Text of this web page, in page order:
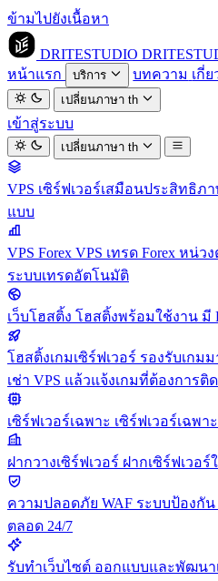
ข้ามไปยังเนื้อหา
DRITESTUDIO
หน้าแรก
บริการ บทความ เกี่ย
เปลี่ยนภาษาth
เข้าสู่ระบบ
เปลี่ยนภาษาth
VPS เซิร์ฟเวอร์เสมือนประสิทธิภ
แบบ
VPS Forex VPS เทรด Forex หน่ว
ระบบเทรดอัตโนมัติ
เว็บโฮสติ้ง โฮสติ้งพร้อมใช้งาน มี
โฮสติ้งเกมเซิร์ฟเวอร์ รองรับเกมม
เช่า VPS แล้วแจ้งเกมที่ต้องการติ
เซิร์ฟเวอร์เฉพาะ เซิร์ฟเวอร์เฉพ
ฝากวางเซิร์ฟเวอร์ ฝากเซิร์ฟเวอ
ความปลอดภัย WAF ระบบป้องกัน
ตลอด 24/7
รับทำเว็บไซต์ ออกแบบและพัฒนา